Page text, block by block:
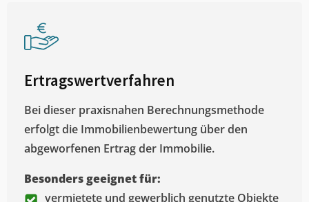
Ertragswertverfahren
Bei dieser praxisnahen Berechnungsmethode
erfolgt die Immobilienbewertung über den
abgeworfenen Ertrag der Immobilie.
Besonders geeignet für:
vermietete und gewerblich genutzte Objekte